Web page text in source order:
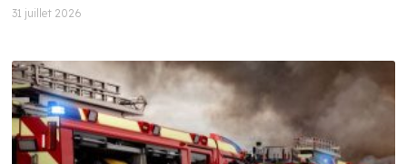
31 juillet 2026